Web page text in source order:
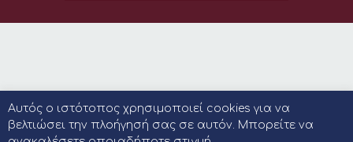
Αυτός ο ιστότοπος χρησιμοποιεί cookies για να
βελτιώσει την πλοήγησή σας σε αυτόν. Μπορείτε να